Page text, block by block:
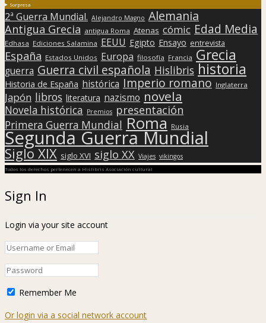
Sorpresa
2ª Guerra Mundial. Alejandro Magno Alemania
Antigua Grecia antigua Roma Atenas cómic Edad Media
Edhasa Ediciones Salamina EEUU Egipto Ensayo entrevista
España Estados Unidos Europa filosofía Francia Grecia
guerra Guerra civil española Hislibris historia
Historia de España histórica Imperio romano Inglaterra
Japón libros literatura nazismo novela
Novela histórica Premios presentación
Primera Guerra Mundial Roma Rusia
Segunda Guerra Mundial
Siglo XIX siglo XVI siglo XX Viajes vikingos
Todos los derechos pertenecen a Hislibris Asociación cultural
Sign In
Login via your site account
Remember Me
Or login via a social network account